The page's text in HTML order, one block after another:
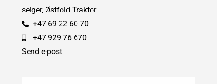
selger, Østfold Traktor
+47 69 22 60 70
+47 929 76 670
Send e-post